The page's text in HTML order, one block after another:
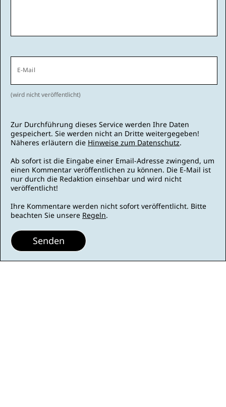
E-Mail
(wird nicht veröffentlicht)
Zur Durchführung dieses Service werden Ihre Daten
gespeichert. Sie werden nicht an Dritte weitergegeben!
Näheres erläutern die Hinweise zum Datenschutz.
Ab sofort ist die Eingabe einer Email-Adresse zwingend, um
einen Kommentar veröffentlichen zu können. Die E-Mail ist
nur durch die Redaktion einsehbar und wird nicht
veröffentlicht!
Ihre Kommentare werden nicht sofort veröffentlicht. Bitte
beachten Sie unsere Regeln.
Senden